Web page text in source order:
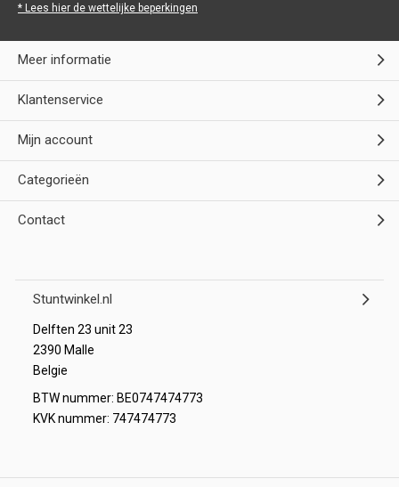
* Lees hier de wettelijke beperkingen
Meer informatie
Klantenservice
Mijn account
Categorieën
Contact
Stuntwinkel.nl
Delften 23 unit 23
2390 Malle
Belgie
BTW nummer: BE0747474773
KVK nummer: 747474773